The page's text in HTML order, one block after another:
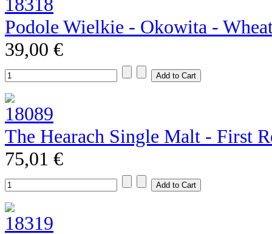
Podole Wielkie - Okowita -
39,00 €
The Hearach Single Malt - First
75,01 €